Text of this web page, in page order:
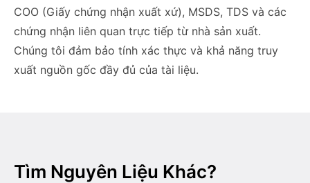
COO (Giấy chứng nhận xuất xứ), MSDS, TDS và các
chứng nhận liên quan trực tiếp từ nhà sản xuất.
Chúng tôi đảm bảo tính xác thực và khả năng truy
xuất nguồn gốc đầy đủ của tài liệu.
Tìm Nguyên Liệu Khác?